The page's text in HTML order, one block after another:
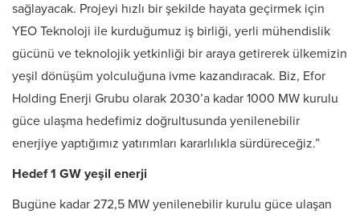
sağlayacak. Projeyi hızlı bir şekilde hayata geçirmek için
YEO Teknoloji ile kurduğumuz iş birliği, yerli mühendislik
gücünü ve teknolojik yetkinliği bir araya getirerek ülkemizin
yeşil dönüşüm yolculuğuna ivme kazandıracak. Biz, Efor
Holding Enerji Grubu olarak 2030’a kadar 1000 MW kurulu
güce ulaşma hedefimiz doğrultusunda yenilenebilir
enerjiye yaptığımız yatırımları kararlılıkla sürdüreceğiz.”
Hedef 1 GW yeşil enerji
Bugüne kadar 272,5 MW yenilenebilir kurulu güce ulaşan